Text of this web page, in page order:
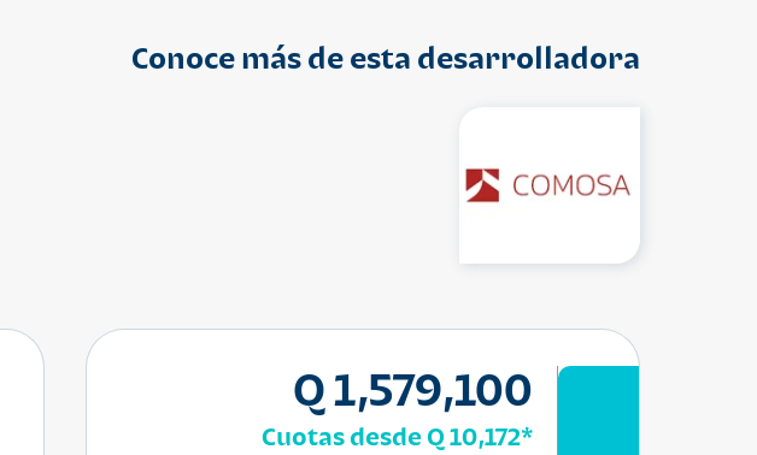
Conoce más de esta desarrolladora
Q 1,579,100
Cuotas desdeQ 10,172*